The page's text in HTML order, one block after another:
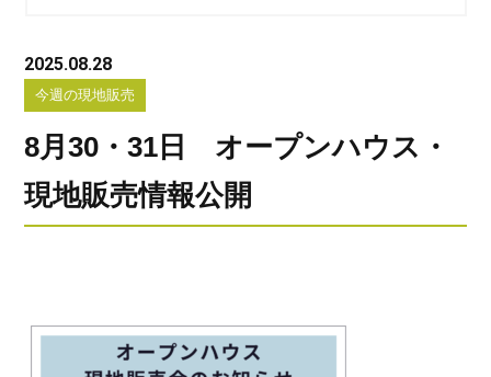
2025.08.28
今週の現地販売
8月30・31日 オープンハウス・
現地販売情報公開